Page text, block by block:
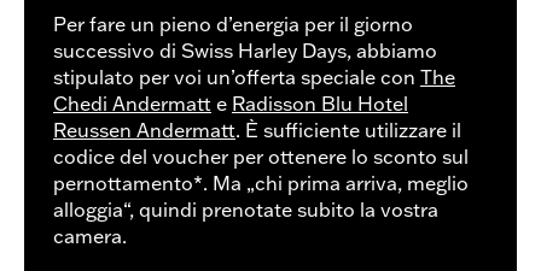
Per fare un pieno d’energia per il giorno
successivo di Swiss Harley Days, abbiamo
stipulato per voi un’offerta speciale con The
Chedi Andermatt e Radisson Blu Hotel
Reussen Andermatt. È sufficiente utilizzare il
codice del voucher per ottenere lo sconto sul
pernottamento*. Ma „chi prima arriva, meglio
alloggia“, quindi prenotate subito la vostra
camera.